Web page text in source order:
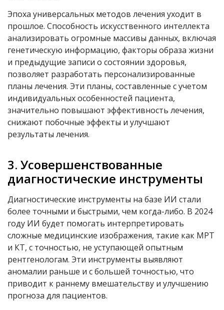
Эпоха универсальных методов лечения уходит в
прошлое. Способность искусственного интеллекта
анализировать огромные массивы данных, включая
генетическую информацию, факторы образа жизни
и предыдущие записи о состоянии здоровья,
позволяет разработать персонализированные
планы лечения. Эти планы, составленные с учетом
индивидуальных особенностей пациента,
значительно повышают эффективность лечения,
снижают побочные эффекты и улучшают
результаты лечения.
3. Усовершенствованные
диагностические инструменты
Диагностические инструменты на базе ИИ стали
более точными и быстрыми, чем когда-либо. В 2024
году ИИ будет помогать интерпретировать
сложные медицинские изображения, такие как МРТ
и КТ, с точностью, не уступающей опытным
рентгенологам. Эти инструменты выявляют
аномалии раньше и с большей точностью, что
приводит к раннему вмешательству и улучшению
прогноза для пациентов.